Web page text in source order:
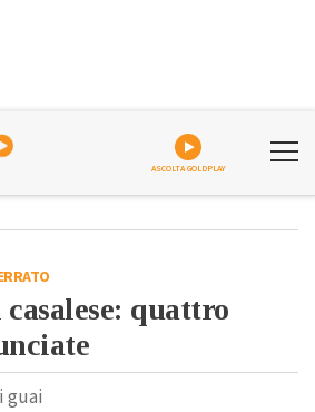
ASCOLTA GOLDPLAY
quattro
guai